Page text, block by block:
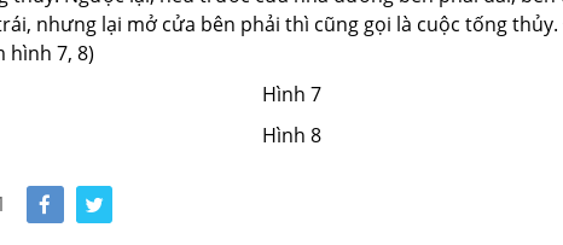
nhưng lại mở cửa bên phải thì cũng gọi là cuộc tống
hình 7, 8)
Hình 7
Hình 8